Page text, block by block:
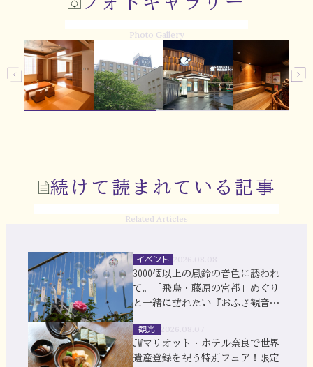
Photo Gallery
続けて読まれている記事
Related Articles
イベント
3000個以上の風鈴の音色に誘われ
て。「飛鳥・藤原の宮都」めぐり
と一緒に訪れたい『おふさ観音』
観光
JWマリオット・ホテル奈良で世界
遺産登録を祝う特別フェア！限定